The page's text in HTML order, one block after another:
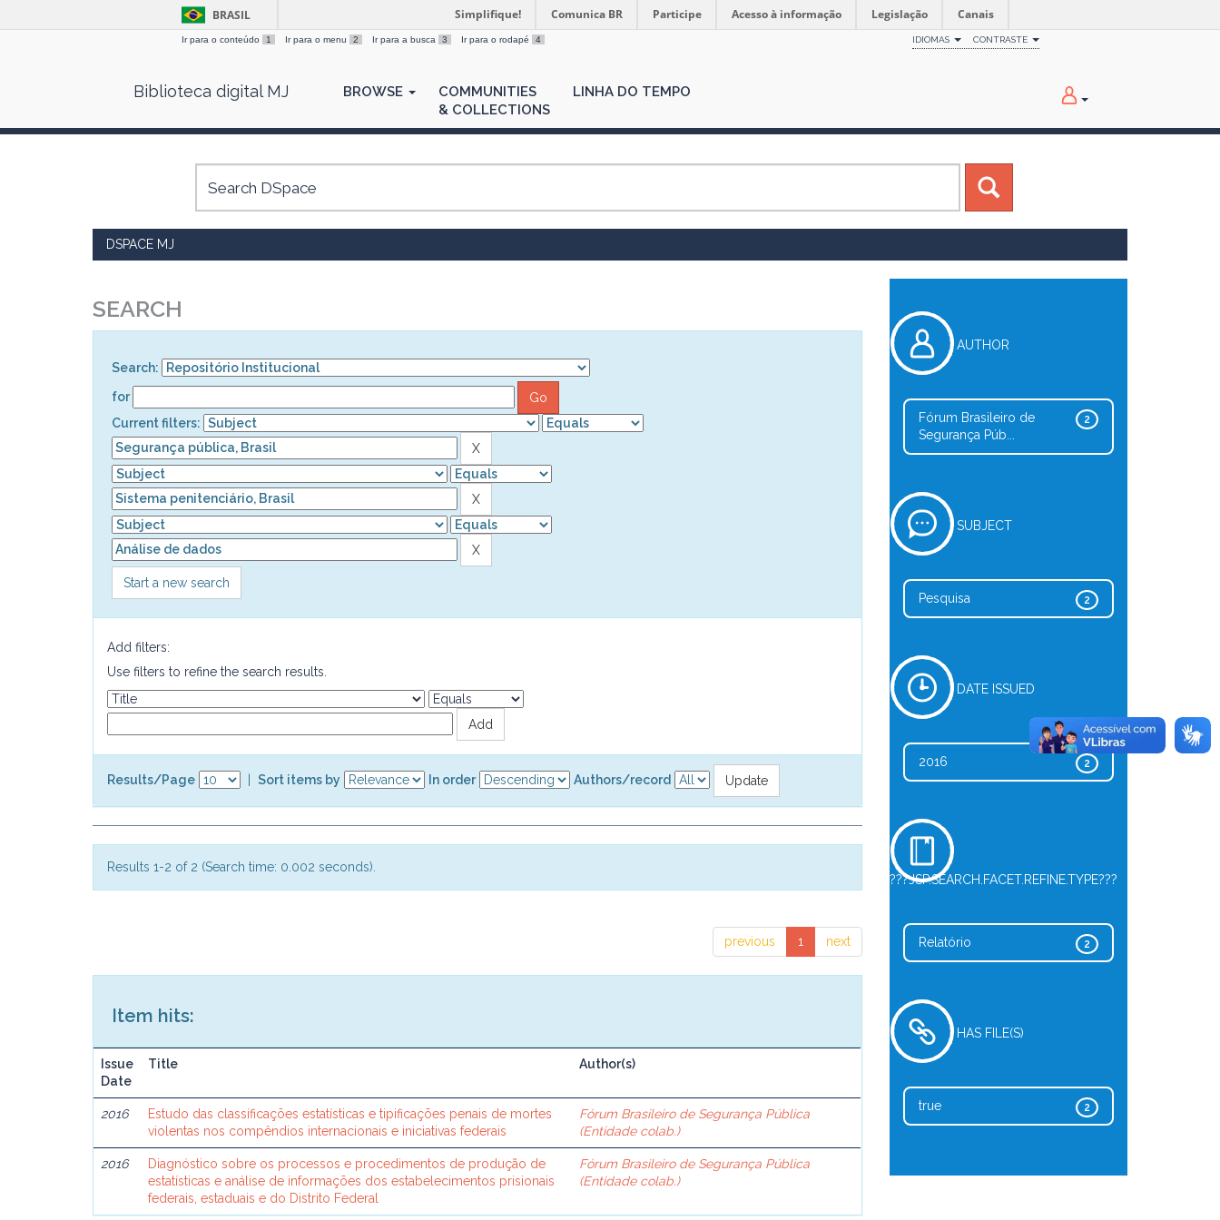
BRASIL Simplifique! Comunica BR Participe Acesso à informação Legislação Canais
Ir para o conteúdo 1 Ir para o menu 2 Ir para a busca 3 Ir para o rodapé 4 IDIOMAS CONTRASTE
Biblioteca digital MJ BROWSE
COMMUNITIES
& COLLECTIONS
LINHA DO TEMPO
DSPACE MJ
SEARCH
Search:
for
Current filters:
Start a new search
Add filters:
Use filters to refine the search results.
Results/Page Sort items by In order Authors/record
Results 1-2 of 2 (Search time: 0.002 seconds).
previous 1 next
Item hits:
Issue
Date
Title Author(s)
2016
Estudo das classificações estatísticas e tipificações penais de mortes
violentas nos compêndios internacionais e iniciativas federais
Fórum Brasileiro de Segurança Pública
(Entidade colab.)
2016
Diagnóstico sobre os processos e procedimentos de produção de
estatísticas e análise de informações dos estabelecimentos prisionais
federais, estaduais e do Distrito Federal
Fórum Brasileiro de Segurança Pública
(Entidade colab.)
AUTHOR
2
Fórum Brasileiro de
Segurança Púb...
SUBJECT
2
Pesquisa
DATE ISSUED
2
2016
???JSP.SEARCH.FACET.REFINE.TYPE???
2
Relatório
HAS FILE(S)
2
true